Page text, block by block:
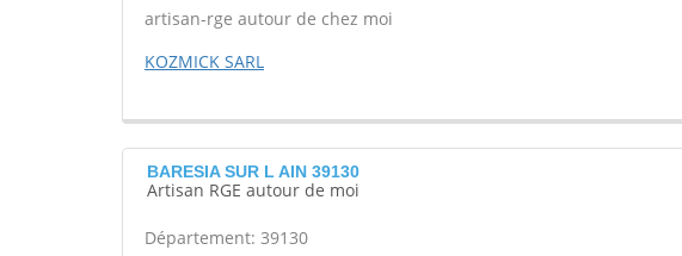
artisan-rge autour de chez moi
KOZMICK SARL
BARESIA SUR L AIN 39130
Artisan RGE autour de moi
Département: 39130